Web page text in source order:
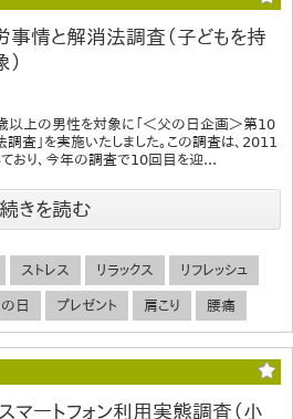
情と解消法調査（子どもを持
以上の男性を対象に「＜父の日企画＞第10
査」を実施いたしました。この調査は、2011
おり、今年の調査で10回目を迎...
続きを読む
ストレス リラックス リフレッシュ
日 プレゼント 肩こり 腰痛
マートフォン利用実態調査（小